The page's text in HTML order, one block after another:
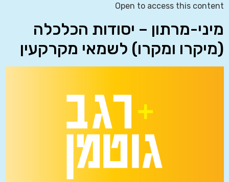
Open to access this content
מיני-מרתון – יסודות הכלכלה
(מיקרו ומקרו) לשמאי מקרקעין